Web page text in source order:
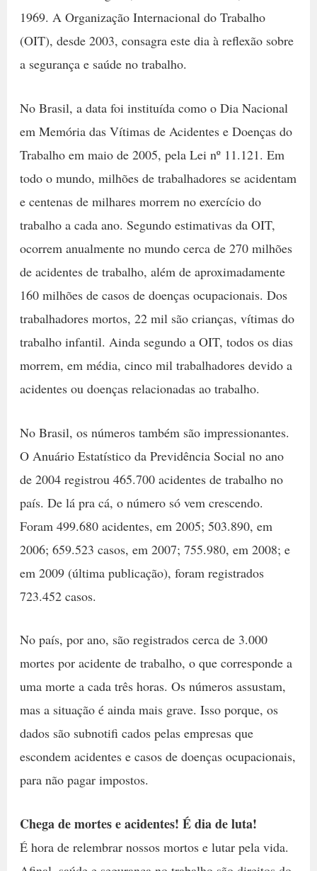
1969. A Organização Internacional do Trabalho
(OIT), desde 2003, consagra este dia à reflexão sobre
a segurança e saúde no trabalho.
No Brasil, a data foi instituída como o Dia Nacional
em Memória das Vítimas de Acidentes e Doenças do
Trabalho em maio de 2005, pela Lei nº 11.121. Em
todo o mundo, milhões de trabalhadores se acidentam
e centenas de milhares morrem no exercício do
trabalho a cada ano. Segundo estimativas da OIT,
ocorrem anualmente no mundo cerca de 270 milhões
de acidentes de trabalho, além de aproximadamente
160 milhões de casos de doenças ocupacionais. Dos
trabalhadores mortos, 22 mil são crianças, vítimas do
trabalho infantil. Ainda segundo a OIT, todos os dias
morrem, em média, cinco mil trabalhadores devido a
acidentes ou doenças relacionadas ao trabalho.
No Brasil, os números também são impressionantes.
O Anuário Estatístico da Previdência Social no ano
de 2004 registrou 465.700 acidentes de trabalho no
país. De lá pra cá, o número só vem crescendo.
Foram 499.680 acidentes, em 2005; 503.890, em
2006; 659.523 casos, em 2007; 755.980, em 2008; e
em 2009 (última publicação), foram registrados
723.452 casos.
No país, por ano, são registrados cerca de 3.000
mortes por acidente de trabalho, o que corresponde a
uma morte a cada três horas. Os números assustam,
mas a situação é ainda mais grave. Isso porque, os
dados são subnotifi cados pelas empresas que
escondem acidentes e casos de doenças ocupacionais,
para não pagar impostos.
Chega de mortes e acidentes! É dia de luta!
É hora de relembrar nossos mortos e lutar pela vida.